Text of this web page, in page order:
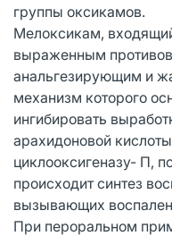
группы оксикамов.
Мелоксикам,
выраженным
анальгезирующим и
механизм которого
ингибировать
арахидоновой
циклооксигеназу- П,
происходит синтез
вызывающих
При пероральном